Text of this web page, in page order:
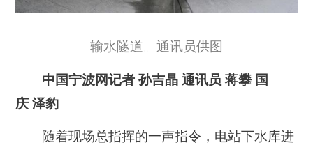
输水隧道。通讯员供图
中国宁波网记者 孙吉晶 通讯员 蒋攀 国
庆 泽豹
随着现场总指挥的一声指令，电站下水库进